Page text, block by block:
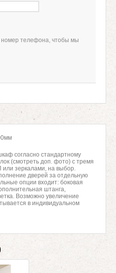
номер телефона, чтобы мы
согласно стандартному
(смотреть доп. фото) с тремя
зеркалами, на выбор.
дверей за отдельную
опции входит: боковая
штанга,
Возможно увеличение
в индивидуальном